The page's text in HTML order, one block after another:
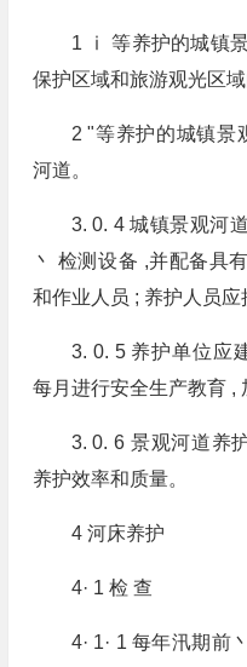
1 ⅰ 等养护的城镇
保护区域和旅游观光区
2 "等养护的城镇
河道。
3. 0. 4 城镇景观河
丶 检测设备 ,并配备具
和作业人员 ; 养护人员应
3. 0. 5 养护单位应
每月进行安全生产教育 ,
3. 0. 6 景观河道养
养护效率和质量。
4 河床养护
4· 1 检 查
4· 1· 1 每年汛期前